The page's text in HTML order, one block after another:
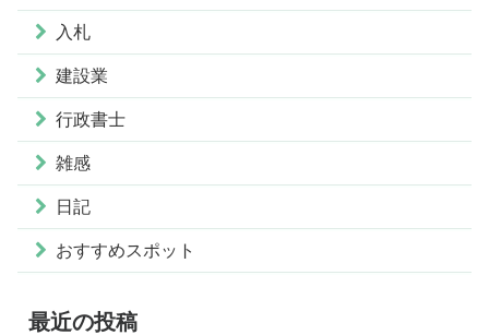
入札
建設業
行政書士
雑感
日記
おすすめスポット
最近の投稿